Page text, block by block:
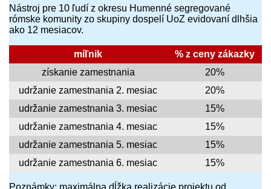
Nástroj pre 10 ľudí z okresu Humenné segregované
rómske komunity zo skupiny dospelí UoZ evidovaní dlhšia
ako 12 mesiacov.
míľnik
% z ceny zákazky
získanie zamestnania
20%
udržanie zamestnania 2. mesiac
20%
udržanie zamestnania 3. mesiac
15%
udržanie zamestnania 4. mesiac
15%
udržanie zamestnania 5. mesiac
15%
udržanie zamestnania 6. mesiac
15%
Poznámky: maximálna dĺžka realizácie projektu od